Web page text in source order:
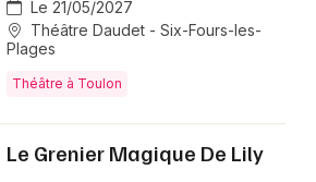
Le 21/05/2027
Théâtre Daudet - Six-Fours-les-
Plages
Théâtre à Toulon
Le Grenier Magique De Lily